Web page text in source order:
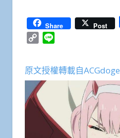
Share Post
Copy
原文授權轉載自ACGdoge